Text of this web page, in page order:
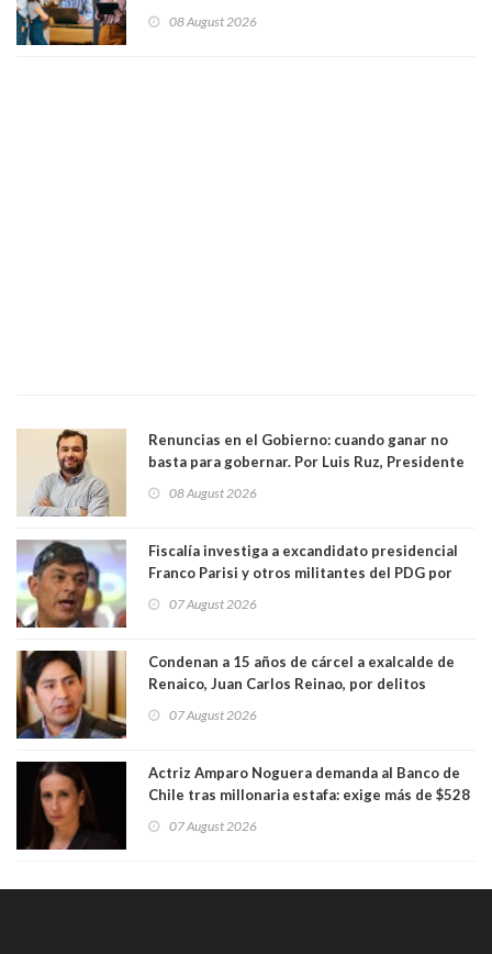
medianas empresas"
08 August 2026
Renuncias en el Gobierno: cuando ganar no
basta para gobernar. Por Luis Ruz, Presidente
08 August 2026
Fiscalía investiga a excandidato presidencial
Franco Parisi y otros militantes del PDG por
07 August 2026
Condenan a 15 años de cárcel a exalcalde de
Renaico, Juan Carlos Reinao, por delitos
07 August 2026
Actriz Amparo Noguera demanda al Banco de
Chile tras millonaria estafa: exige más de $528
07 August 2026